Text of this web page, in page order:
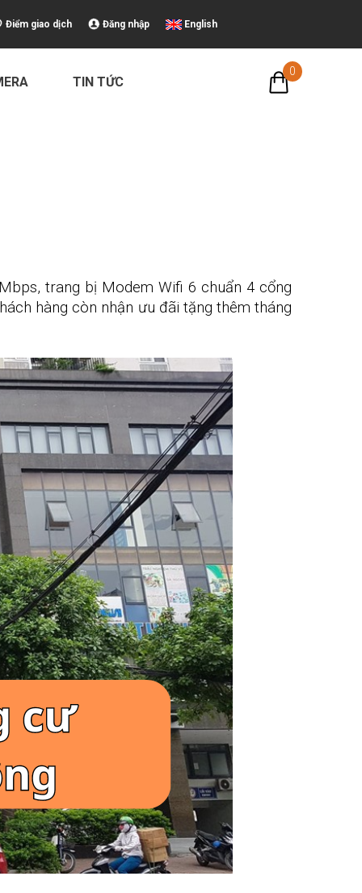
Điểm giao dịch Đăng nhập English
TIN TỨC
0
trang bị Modem Wifi 6 chuẩn 4 cổng
hàng còn nhận ưu đãi tặng thêm tháng